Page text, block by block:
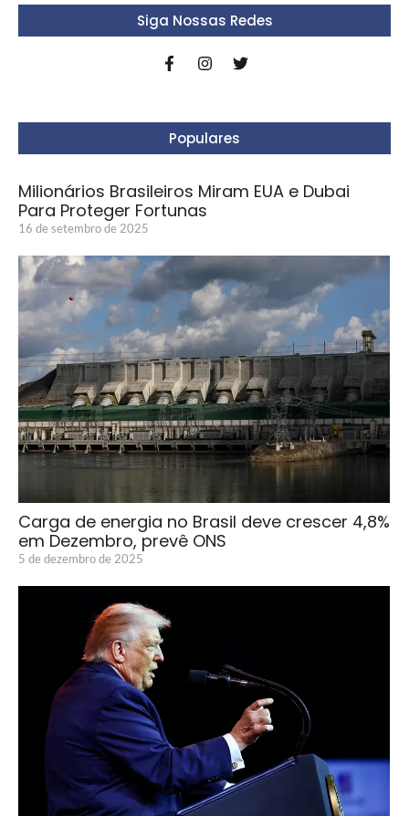
Siga Nossas Redes
Populares
Milionários Brasileiros Miram EUA e Dubai
Para Proteger Fortunas
16 de setembro de 2025
Carga de energia no Brasil deve crescer 4,8%
em Dezembro, prevê ONS
5 de dezembro de 2025